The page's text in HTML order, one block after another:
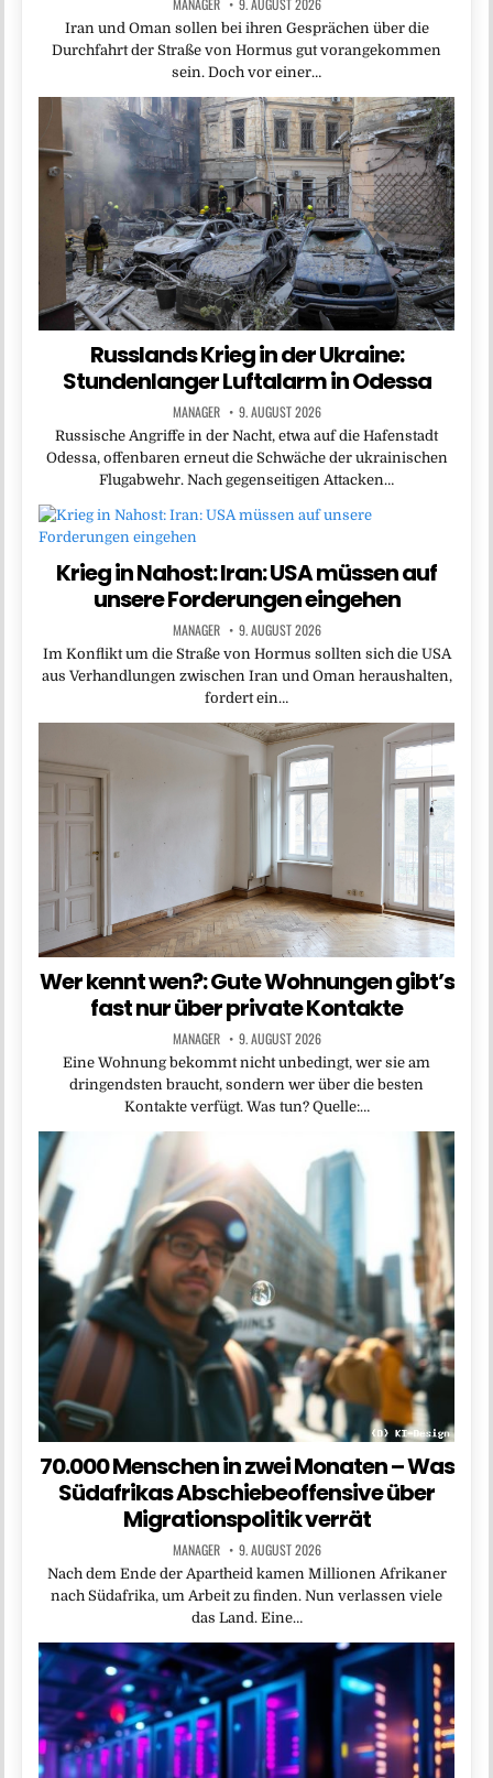
MANAGER 9. AUGUST 2026
Iran und Oman sollen bei ihren Gesprächen über die
Durchfahrt der Straße von Hormus gut vorangekommen
sein. Doch vor einer…
Russlands Krieg in der Ukraine:
Stundenlanger Luftalarm in Odessa
MANAGER 9. AUGUST 2026
Russische Angriffe in der Nacht, etwa auf die Hafenstadt
Odessa, offenbaren erneut die Schwäche der ukrainischen
Flugabwehr. Nach gegenseitigen Attacken…
Krieg in Nahost: Iran: USA müssen auf
unsere Forderungen eingehen
MANAGER 9. AUGUST 2026
Im Konflikt um die Straße von Hormus sollten sich die USA
aus Verhandlungen zwischen Iran und Oman heraushalten,
fordert ein…
Wer kennt wen?: Gute Wohnungen gibt’s
fast nur über private Kontakte
MANAGER 9. AUGUST 2026
Eine Wohnung bekommt nicht unbedingt, wer sie am
dringendsten braucht, sondern wer über die besten
Kontakte verfügt. Was tun? Quelle:…
70.000 Menschen in zwei Monaten – Was
Südafrikas Abschiebeoffensive über
Migrationspolitik verrät
MANAGER 9. AUGUST 2026
Nach dem Ende der Apartheid kamen Millionen Afrikaner
nach Südafrika, um Arbeit zu finden. Nun verlassen viele
das Land. Eine…